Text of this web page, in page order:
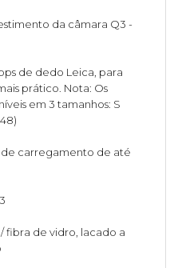
da câmara Q3 -
de dedo Leica, para
prático. Nota: Os
em 3 tamanhos: S
de carregamento de até
fibra de vidro, lacado a